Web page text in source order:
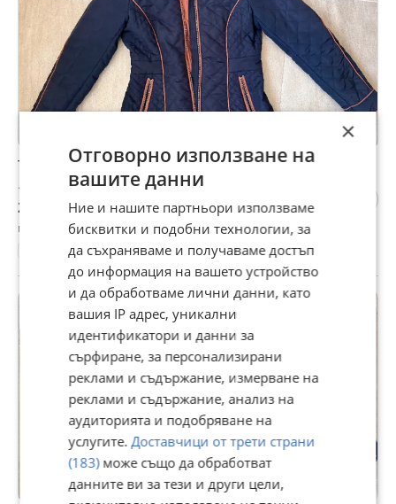
Тъмно синьо есенно яке H&M
15 €
29,34 лв
гр. Силистра, вчера, 15:28
×
Отговорно използване на
вашите данни
Ние и нашите партньори използваме
бисквитки и подобни технологии, за
да съхраняваме и получаваме достъп
до информация на вашето устройство
и да обработваме лични данни, като
вашия IP адрес, уникални
идентификатори и данни за
сърфиране, за персонализирани
реклами и съдържание, измерване на
реклами и съдържание, анализ на
аудиторията и подобряване на
услугите.Доставчици от трети страни
(183)може също да обработват
данните ви за тези и други цели,